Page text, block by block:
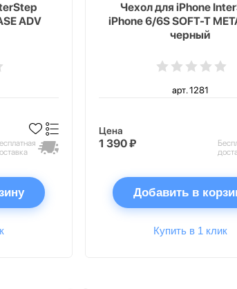
ADV
Чехол для iPhone
iPhone 6/6S SOFT-T
черный
арт. 1281
Цена
1 390 ₽
Добавить в
Купить в 1 клик